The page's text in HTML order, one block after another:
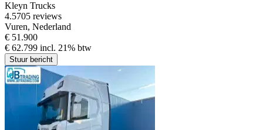
Kleyn Trucks
4.5705 reviews
Vuren, Nederland
€ 51.900
€ 62.799 incl. 21% btw
Stuur bericht